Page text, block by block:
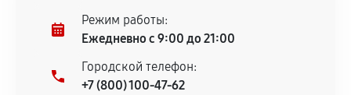
Режим работы:
Ежедневно с 9:00 до 21:00
Городской телефон:
+7 (800) 100-47-62